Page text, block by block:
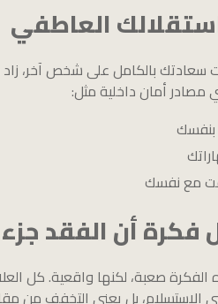
سعادتك بالكامل على شخص آخر،
مصادر أمان داخلية مثل:
بنفسك
مع نفسك
صعبة، لكنها واقعية. كل
الاستسلام، بل يعني التخفف من